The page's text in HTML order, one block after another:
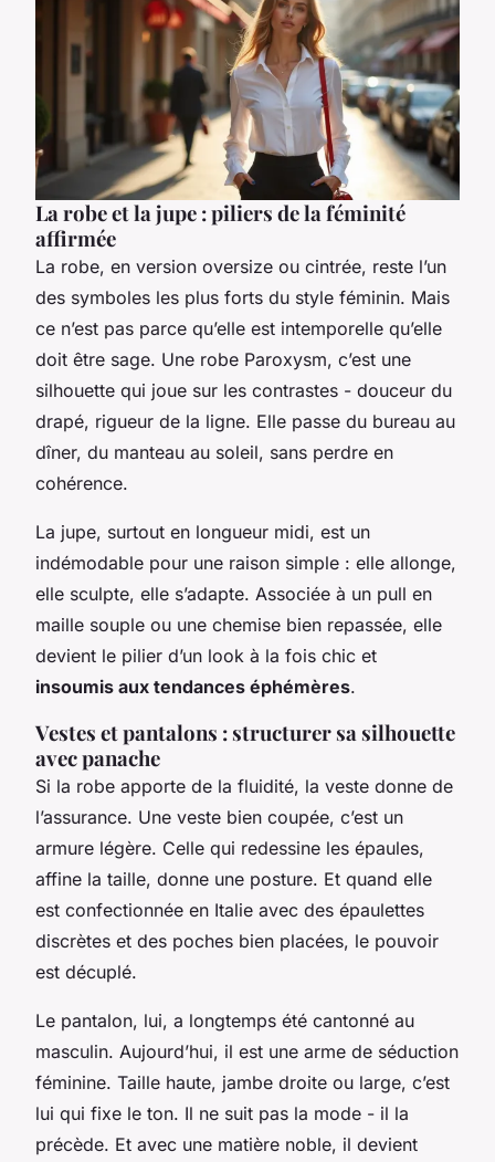
La robe et la jupe : piliers de la féminité
affirmée
La robe, en version oversize ou cintrée, reste l’un
des symboles les plus forts du style féminin. Mais
ce n’est pas parce qu’elle est intemporelle qu’elle
doit être sage. Une robe Paroxysm, c’est une
silhouette qui joue sur les contrastes - douceur du
drapé, rigueur de la ligne. Elle passe du bureau au
dîner, du manteau au soleil, sans perdre en
cohérence.
La jupe, surtout en longueur midi, est un
indémodable pour une raison simple : elle allonge,
elle sculpte, elle s’adapte. Associée à un pull en
maille souple ou une chemise bien repassée, elle
devient le pilier d’un look à la fois chic et
insoumis aux tendances éphémères.
Vestes et pantalons : structurer sa silhouette
avec panache
Si la robe apporte de la fluidité, la veste donne de
l’assurance. Une veste bien coupée, c’est un
armure légère. Celle qui redessine les épaules,
affine la taille, donne une posture. Et quand elle
est confectionnée en Italie avec des épaulettes
discrètes et des poches bien placées, le pouvoir
est décuplé.
Le pantalon, lui, a longtemps été cantonné au
masculin. Aujourd’hui, il est une arme de séduction
féminine. Taille haute, jambe droite ou large, c’est
lui qui fixe le ton. Il ne suit pas la mode - il la
précède. Et avec une matière noble, il devient